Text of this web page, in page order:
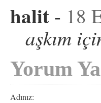
halit - 18
aşkım
Yorum
Adınız: